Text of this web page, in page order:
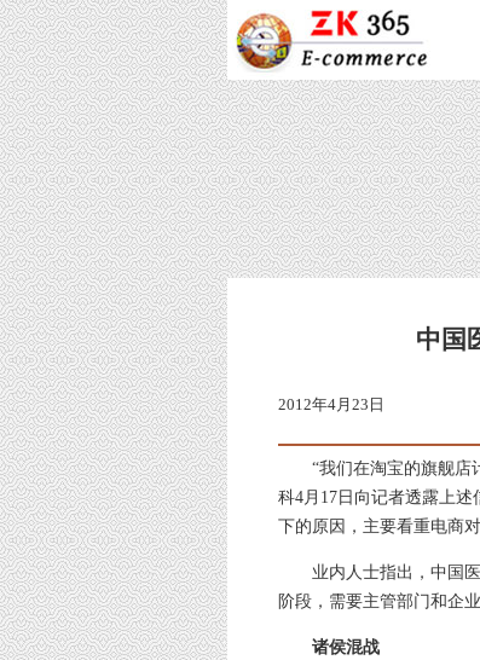
中国
2012年4月23日
“我们在淘宝的旗舰店计
科4月17日向记者透露上
下的原因，主要看重电商
业内人士指出，中国医
阶段，需要主管部门和企
诸侯混战